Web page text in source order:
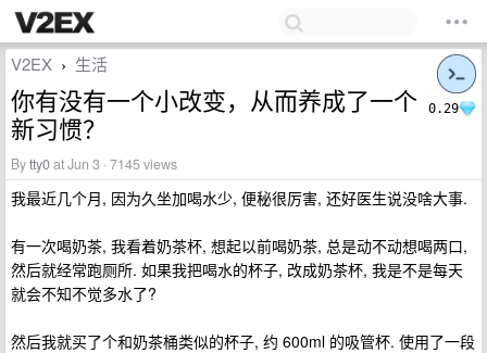
0.29
V2EX › 生活
你有没有一个小改变，从而养成了一个
新习惯？
Bytty0at Jun 3 · 7145 views
我最近几个月, 因为久坐加喝水少, 便秘很厉害, 还好医生说没啥大事.
有一次喝奶茶, 我看着奶茶杯, 想起以前喝奶茶, 总是动不动想喝两口,
然后就经常跑厕所. 如果我把喝水的杯子, 改成奶茶杯, 我是不是每天
就会不知不觉多水了?
然后我就买了个和奶茶桶类似的杯子, 约 600ml 的吸管杯. 使用了一段